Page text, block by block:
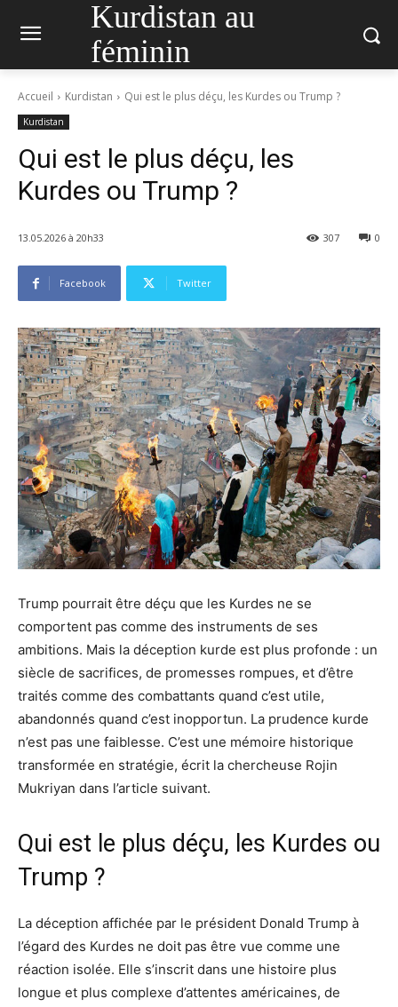
Kurdistan au
féminin
Accueil Kurdistan Qui est le plus déçu, les Kurdes ou Trump ?
Kurdistan
Qui est le plus déçu, les
Kurdes ou Trump ?
13.05.2026 à 20h33 0
307
Facebook Twitter
Trump pourrait être déçu que les Kurdes ne se
comportent pas comme des instruments de ses
ambitions. Mais la déception kurde est plus profonde : un
siècle de sacrifices, de promesses rompues, et d’être
traités comme des combattants quand c’est utile,
abandonnés quand c’est inopportun. La prudence kurde
n’est pas une faiblesse. C’est une mémoire historique
transformée en stratégie, écrit la chercheuse Rojin
Mukriyan dans l’article suivant.
Qui est le plus déçu, les Kurdes ou
Trump ?
La déception affichée par le président Donald Trump à
l’égard des Kurdes ne doit pas être vue comme une
réaction isolée. Elle s’inscrit dans une histoire plus
longue et plus complexe d’attentes américaines, de